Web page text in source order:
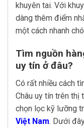
khuyên tai. Với
dàng thêm điểm
một cách nhanh
Tìm nguồn
uy tín ở đâu?
Có rất nhiều cách
Châu uy tín trên thị
chọn lọc kỹ lưỡng
Việt Nam. Dưới